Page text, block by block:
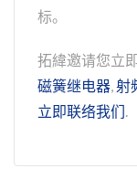
标。
拓緯邀请您立
磁簧继电器,射
立即联络我们.